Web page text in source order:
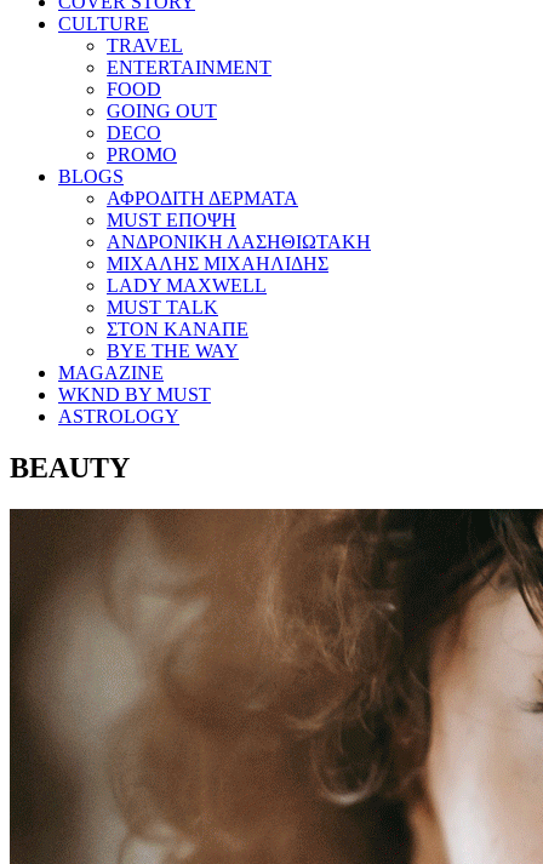
CULTURE
TRAVEL
ENTERTAINMENT
FOOD
GOING OUT
DECO
PROMO
BLOGS
ΑΦΡΟΔΙΤΗ ΔΕΡΜΑΤΑ
MUST ΕΠΟΨΗ
ΑΝΔΡΟΝΙΚΗ ΛΑΣΗΘΙΩΤΑΚΗ
ΜΙΧΑΛΗΣ ΜΙΧΑΗΛΙΔΗΣ
LADY MAXWELL
MUST TALK
ΣΤΟΝ ΚΑΝΑΠΕ
BYE THE WAY
MAGAZINE
WKND BY MUST
ASTROLOGY
BEAUTY